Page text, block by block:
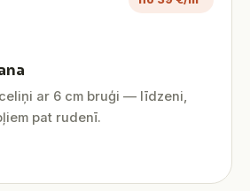
ar 6 cm bruģi — līdzeni,
pat rudenī.